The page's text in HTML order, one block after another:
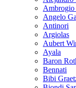
Ambrogio
Angelo
Antinori
Argiolas
Aubert
Ayala
Baron
Bennati
Bibi